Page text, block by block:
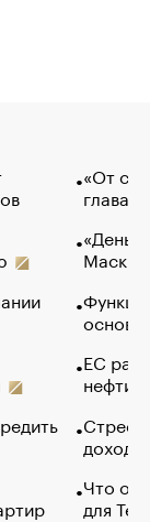
«От
глава
Маск в
основ
ЕС
нефти
Что
для